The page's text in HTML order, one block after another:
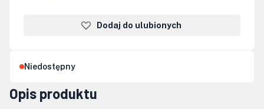
Dodaj do ulubionych
Niedostępny
Opis produktu